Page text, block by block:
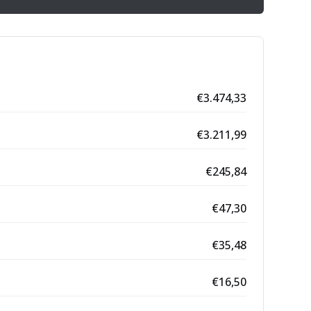
€3.474,33
€3.211,99
€245,84
€47,30
€35,48
€16,50